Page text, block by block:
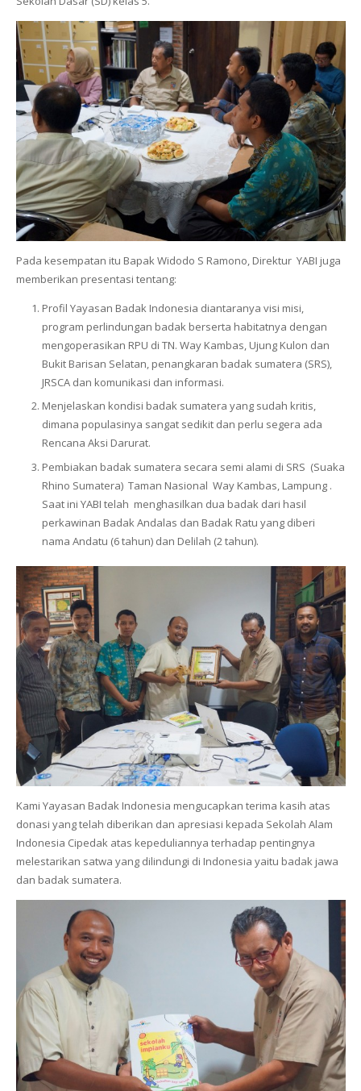
Pada kesempatan itu Bapak Widodo S Ramono, Direktur YABI juga
memberikan presentasi tentang:
Profil Yayasan Badak Indonesia diantaranya visi misi,
program perlindungan badak berserta habitatnya dengan
mengoperasikan RPU di TN. Way Kambas, Ujung Kulon dan
Bukit Barisan Selatan, penangkaran badak sumatera (SRS),
JRSCA dan komunikasi dan informasi.
Menjelaskan kondisi badak sumatera yang sudah kritis,
dimana populasinya sangat sedikit dan perlu segera ada
Rencana Aksi Darurat.
Pembiakan badak sumatera secara semi alami di SRS (Suaka
Rhino Sumatera) Taman Nasional Way Kambas, Lampung .
Saat ini YABI telah menghasilkan dua badak dari hasil
perkawinan Badak Andalas dan Badak Ratu yang diberi
nama Andatu (6 tahun) dan Delilah (2 tahun).
Kami Yayasan Badak Indonesia mengucapkan terima kasih atas
donasi yang telah diberikan dan apresiasi kepada Sekolah Alam
Indonesia Cipedak atas kepeduliannya terhadap pentingnya
melestarikan satwa yang dilindungi di Indonesia yaitu badak jawa
dan badak sumatera.